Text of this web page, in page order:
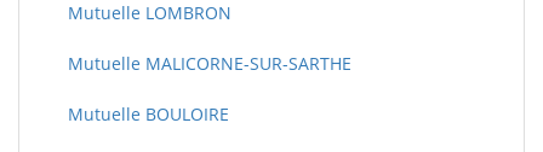
Mutuelle LOMBRON
Mutuelle MALICORNE-SUR-SARTHE
Mutuelle BOULOIRE